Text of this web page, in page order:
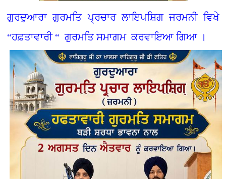
ਗੁਰਦੁਆਰਾ ਗੁਰਮਤਿ ਪ੍ਰਚਾਰ ਲਾਇਪਸ਼ਿਗ ਜਰਮਨੀ ਵਿਖੇ
“ਹਫ਼ਤਾਵਾਰੀ “ ਗੁਰਮਤਿ ਸਮਾਗਮ ਕਰਵਾਇਆ ਗਿਆ ।